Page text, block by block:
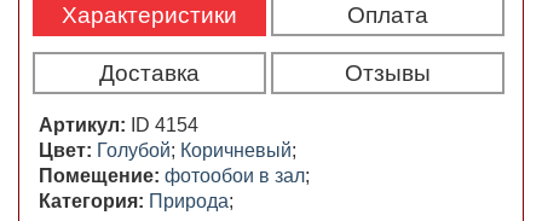
Характеристики Оплата
Доставка Отзывы
Артикул:
ID 4154
Цвет: Голубой; Коричневый;
Помещение: фотообои в зал;
Категория: Природа;